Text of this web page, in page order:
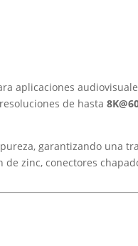
aplicaciones
de hasta
garantizando una
zinc, conectores